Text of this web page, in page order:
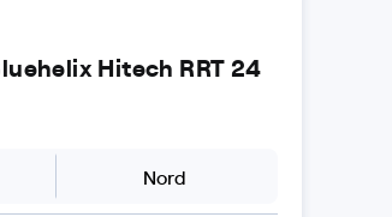
Hitech RRT 24
Nord